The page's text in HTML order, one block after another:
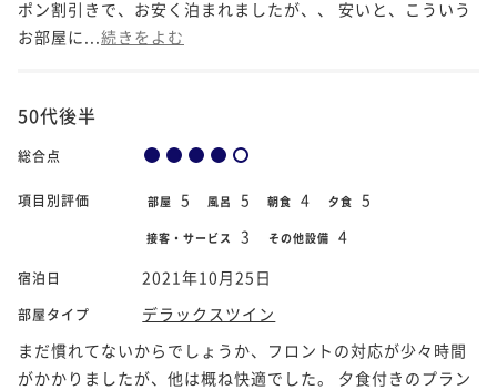
ポン割引きで、お安く泊まれましたが、、 安いと、こういう
お部屋に... 続きをよむ
50代後半
総合点
項目別評価 部屋 5 風呂 5 朝食 4 夕食 5
接客・サービス 3 その他設備 4
宿泊日 2021年10月25日
部屋タイプ
デラックスツイン
まだ慣れてないからでしょうか、フロントの対応が少々時間
がかかりましたが、他は概ね快適でした。 夕食付きのプラン